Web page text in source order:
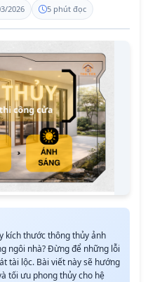
2026 5 phút đọc
kích thước thông thủy ảnh
ngôi nhà? Đừng để những lỗi
tài lộc. Bài viết này sẽ hướng
tối ưu phong thủy cho hệ